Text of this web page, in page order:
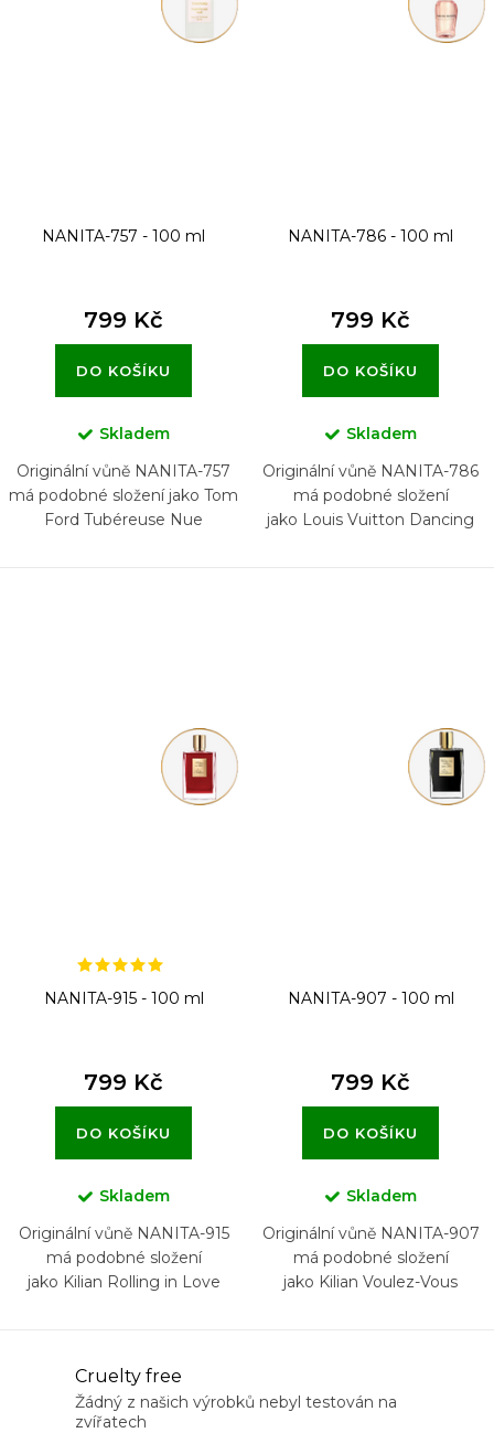
NANITA-757 - 100 ml
799 Kč
DO KOŠÍKU
Skladem
Originální vůně NANITA-757
má podobné složení jako Tom
Ford Tubéreuse Nue
NANITA-786 - 100 ml
799 Kč
DO KOŠÍKU
Skladem
Originální vůně NANITA-786
má podobné složení
jako Louis Vuitton Dancing
NANITA-915 - 100 ml
799 Kč
DO KOŠÍKU
Skladem
Originální vůně NANITA-915
má podobné složení
jako Kilian Rolling in Love
NANITA-907 - 100 ml
799 Kč
DO KOŠÍKU
Skladem
Originální vůně NANITA-907
má podobné složení
jako Kilian Voulez-Vous
Cruelty free
Žádný z našich výrobků nebyl testován na
zvířatech